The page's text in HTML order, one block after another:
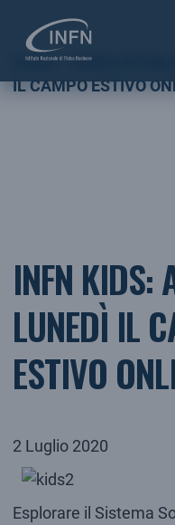
Home
NEWS SCUOLA
IL CAMPO ESTIVO
INFN KIDS:
LUNEDÌ IL
ESTIVO
2 Luglio 2020
Esplorare il Sistema